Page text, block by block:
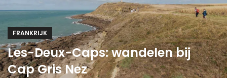
FRANKRIJK
Les-Deux-Caps: wandelen bij
Cap Gris Nez